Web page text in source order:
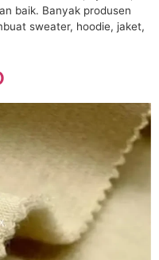
baik. Banyak produsen
sweater, hoodie, jaket,